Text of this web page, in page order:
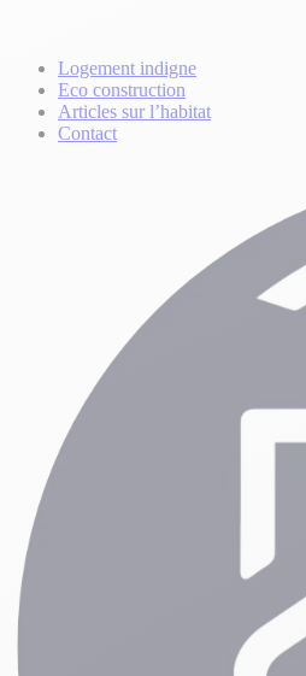
Logement indigne
Eco construction
Articles sur l’habitat
Contact